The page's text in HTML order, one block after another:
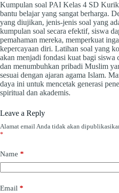
Kumpulan soal PAI Kelas 4 SD
bantu belajar yang sangat berharga.
yang diujikan, jenis-jenis soal yang
kumpulan soal secara efektif, siswa
pemahaman mereka, memperkuat
kepercayaan diri. Latihan soal yang
akan menjadi fondasi kuat bagi siswa
dan menumbuhkan pribadi Muslim
sesuai dengan ajaran agama Islam.
daya ini untuk mencetak generasi
spiritual dan akademis.
Leave a Reply
Alamat email Anda tidak akan
*
Name *
Email *